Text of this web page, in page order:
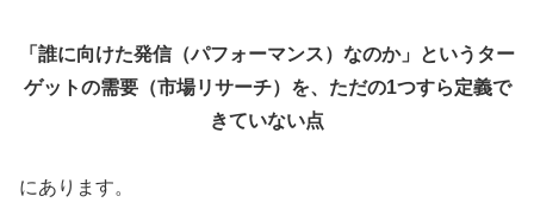
「誰に向けた発信（パフォーマンス）なのか」というター
ゲットの需要（市場リサーチ）を、ただの1つすら定義で
きていない点
にあります。